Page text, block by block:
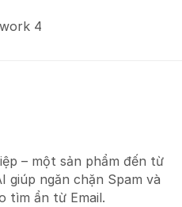
– một sản phẩm đến từ
giúp ngăn chặn Spam và
tìm ẩn từ Email.